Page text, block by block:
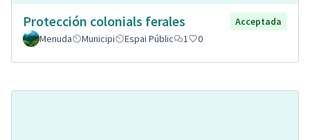
Protección colonials ferales
Acceptada
Menuda
Municipi Espai Públic 1 0